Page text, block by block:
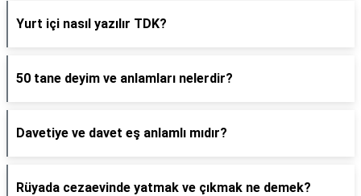
Yurt içi nasıl yazılır TDK?
50 tane deyim ve anlamları nelerdir?
Davetiye ve davet eş anlamlı mıdır?
Rüyada cezaevinde yatmak ve çıkmak ne demek?